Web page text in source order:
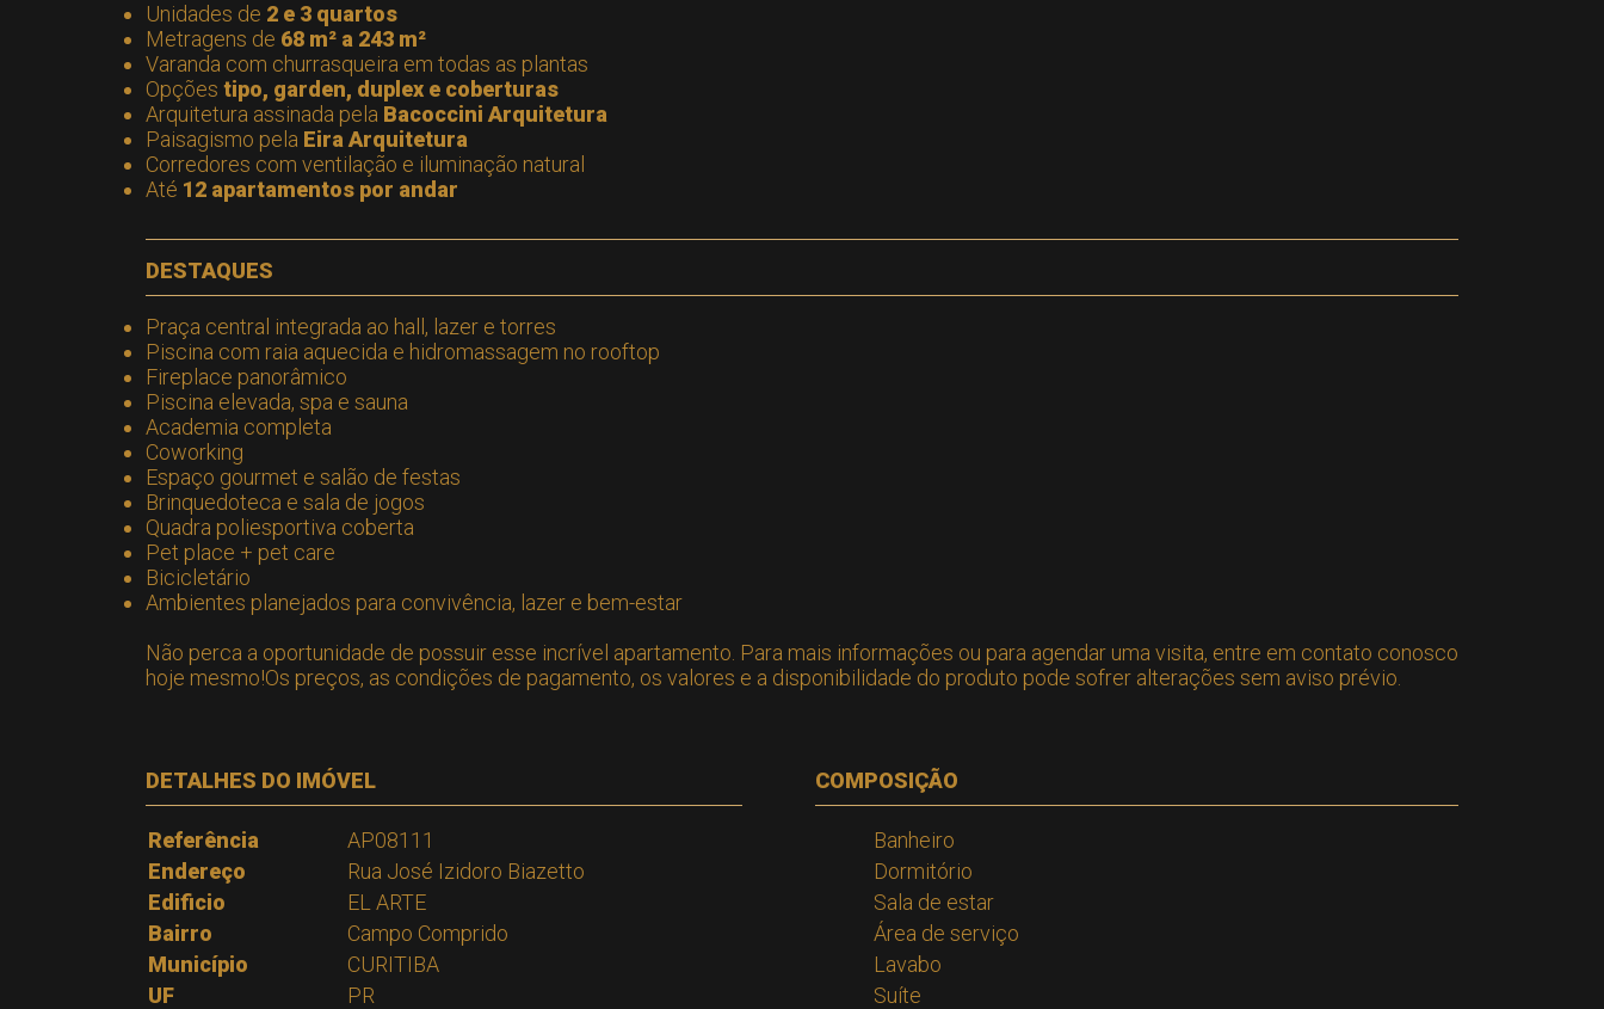
Unidades de 2 e 3 quartos
Metragens de 68 m² a 243 m²
Varanda com churrasqueira em todas as plantas
Opções tipo, garden, duplex e coberturas
Arquitetura assinada pela Bacoccini Arquitetura
Paisagismo pela Eira Arquitetura
Corredores com ventilação e iluminação natural
Até 12 apartamentos por andar
DESTAQUES
Praça central integrada ao hall, lazer e torres
Piscina com raia aquecida e hidromassagem no rooftop
Fireplace panorâmico
Piscina elevada, spa e sauna
Academia completa
Coworking
Espaço gourmet e salão de festas
Brinquedoteca e sala de jogos
Quadra poliesportiva coberta
Pet place + pet care
Bicicletário
Ambientes planejados para convivência, lazer e bem-estar
Não perca a oportunidade de possuir esse incrível apartamento. Para mais informações ou para agendar uma visita, entre em contato conosco
hoje mesmo!Os preços, as condições de pagamento, os valores e a disponibilidade do produto pode sofrer alterações sem aviso prévio.
DETALHES DO IMÓVEL
Referência
AP08111
Endereço
Rua José Izidoro Biazetto
Edificio
EL ARTE
Bairro
Campo Comprido
Município
CURITIBA
UF
PR
COMPOSIÇÃO
Banheiro
Dormitório
Sala de estar
Área de serviço
Lavabo
Suíte